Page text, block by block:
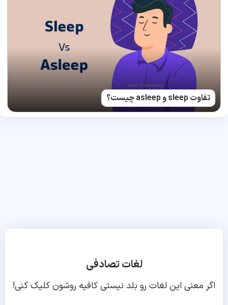
تفاوت sleep و asleep چیست؟
لغات تصادفی
اگر معنی این لغات رو بلد نیستی کافیه روشون کلیک کنی!